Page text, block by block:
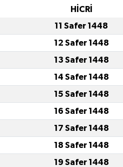
HİCRİ
11 Safer 1448
12 Safer 1448
13 Safer 1448
14 Safer 1448
15 Safer 1448
16 Safer 1448
17 Safer 1448
18 Safer 1448
19 Safer 1448